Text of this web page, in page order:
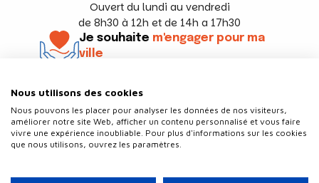
Ouvert du lundi au vendredi
de 8h30 à 12h et de 14h a 17h30
Je souhaite m'engager pour ma
ville
Suivez-nous
Nous utilisons des cookies
Nous pouvons les placer pour analyser les données de nos visiteurs,
améliorer notre site Web, afficher un contenu personnalisé et vous faire
vivre une expérience inoubliable. Pour plus d'informations sur les cookies
que nous utilisons, ouvrez les paramètres.